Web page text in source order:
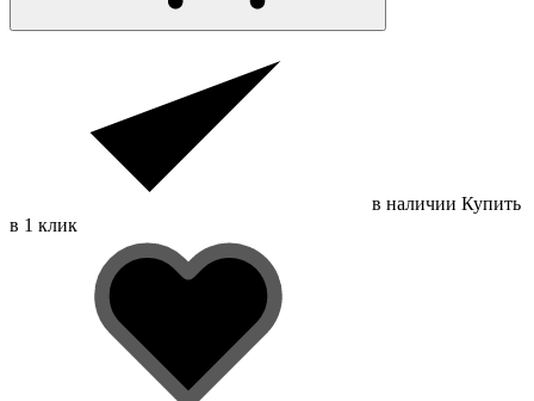
в наличии Купить
в 1 клик